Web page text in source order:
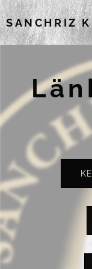
SANCHRIZ